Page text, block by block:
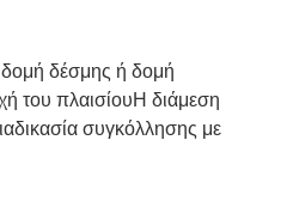
δομή δέσμης ή δομή
του πλαισίουΗ διάμεση
συγκόλλησης με